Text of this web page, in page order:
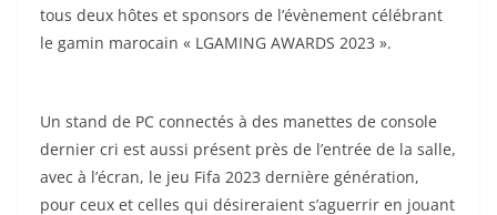
tous deux hôtes et sponsors de l’évènement célébrant
le gamin marocain « LGAMING AWARDS 2023 ».
Un stand de PC connectés à des manettes de console
dernier cri est aussi présent près de l’entrée de la salle,
avec à l’écran, le jeu Fifa 2023 dernière génération,
pour ceux et celles qui désireraient s’aguerrir en jouant